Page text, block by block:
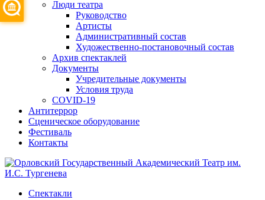
Люди театра
Руководство
Артисты
Административный состав
Художественно-постановочный состав
Архив спектаклей
Документы
Учредительные документы
Условия труда
COVID-19
Антитеррор
Сценическое оборудование
Фестиваль
Контакты
Спектакли